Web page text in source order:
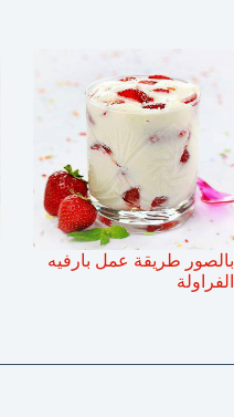
بالصور طريقة عمل بارفيه
الفراولة